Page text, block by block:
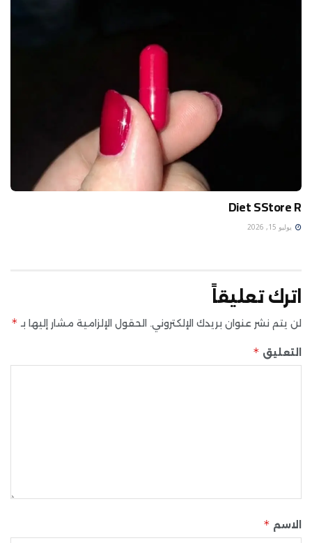
Diet SStore R
يوليو 15, 2026
اترك تعليقاً
لن يتم نشر عنوان بريدك الإلكتروني. الحقول الإلزامية مشار إليها بـ *
التعليق *
الاسم *